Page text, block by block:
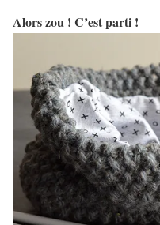
Alors zou ! C’est parti !